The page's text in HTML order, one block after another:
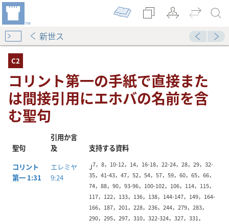
新世ス
用にエホバの名前を含む聖句
C2
コリント第一の手紙で直接また
は間接引用にエホバの名前を含
む聖句
聖句
引用か言
及
支持する資料
コリント
第一 1:31
エレミヤ
9:24
J7，8，10-12，14，16-18，22-24，28，29，32-
35，41-43，47，52，54，57，59，60，65，66，
74，88，90，93-96，100-102，106，114，115，
117，122，133，136，138，144-147，149，164-
166，187，201，228，236，244，279，283，
290，295，297，310，322-324，327，331，